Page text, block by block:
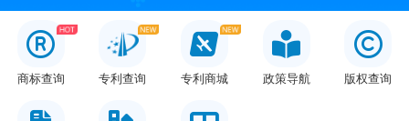
商标查询 专利查询 专利商城 政策导航 版权查询